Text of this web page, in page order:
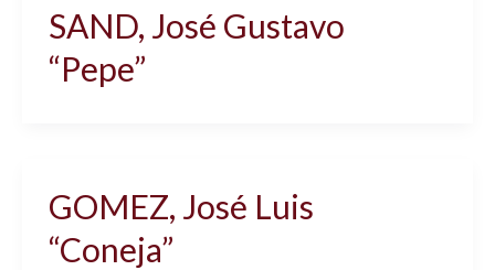
SAND, José Gustavo
“Pepe”
GOMEZ, José Luis
“Coneja”